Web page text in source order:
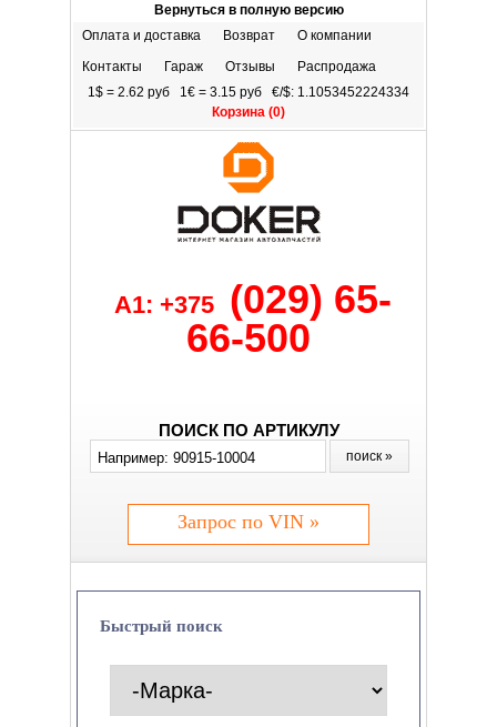
Вернуться в полную версию
Оплата и доставка
Возврат
О компании
Контакты
Гараж Отзывы
Распродажа
1$ = 2.62 руб 1€ = 3.15 руб €/$: 1.1053452224334
Корзина (0)
A1: +375
(029) 65-
66-500
ПОИСК ПО АРТИКУЛУ
поиск »
Запрос по VIN »
Быстрый поиск